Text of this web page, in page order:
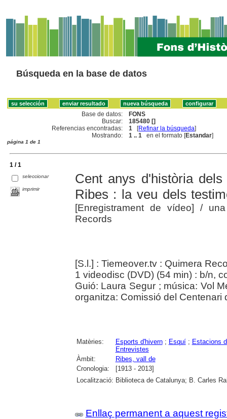
Búsqueda en la base de datos
Base de datos:
FONS
Buscar:
185480 []
Referencias encontradas:
1 [Refinar la búsqueda]
Mostrando:
1 .. 1 en el formato [Estandar]
página 1 de 1
1 / 1
seleccionar
imprimir
Cent anys d'història
Ribes : la veu dels
[Enregistrament de vídeo] / una
Records
[S.l.] : Tiemeover.tv : Quimera
1 videodisc (DVD) (54 min) : b/n,
Guió: Laura Segur ; música: Vol
organitza: Comissió del Centenari
Matèries: Esports d'hivern; Esquí; Estacions
Entrevistes
Àmbit:
Ribes, vall de
Cronologia:
[1913 - 2013]
Localització: Biblioteca de Catalunya; B. Carles
Enllaç permanent a aquest